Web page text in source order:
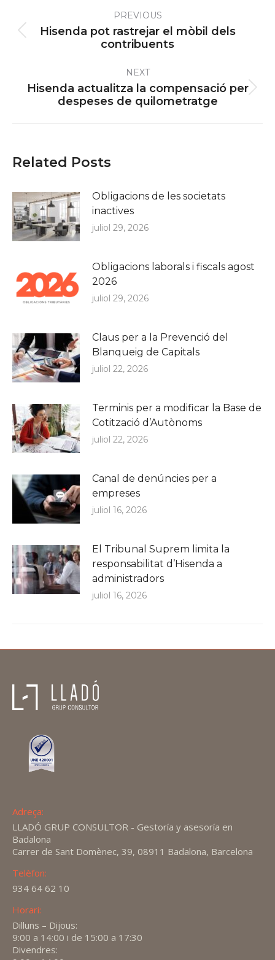
navigationPREVIOUS
Previous
post:
Hisenda pot rastrejar el mòbil dels
contribuents
NEXT
Next
post:
Hisenda actualitza la compensació per
despeses de quilometratge
Related Posts
Obligacions de les societats
inactives
juliol 29, 2026
Obligacions laborals i fiscals agost
2026
juliol 29, 2026
Claus per a la Prevenció del
Blanqueig de Capitals
juliol 22, 2026
Terminis per a modificar la Base de
Cotització d’Autònoms
juliol 22, 2026
Canal de denúncies per a
empreses
juliol 16, 2026
El Tribunal Suprem limita la
responsabilitat d’Hisenda a
administradors
juliol 16, 2026
Adreça:
LLADÓ GRUP CONSULTOR - Gestoría y asesoría en
Badalona
Carrer de Sant Domènec, 39, 08911 Badalona, Barcelona
Telèfon:
934 64 62 10
Horari:
Dilluns – Dijous:
9:00 a 14:00 i de 15:00 a 17:30
Divendres: